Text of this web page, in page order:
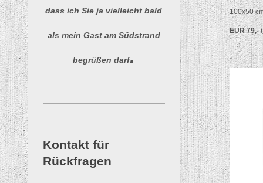
100x50
EUR 79,-
dass ich Sie ja vielleicht bald
als mein Gast am Südstrand
begrüßen darf.
Kontakt für
Rückfragen